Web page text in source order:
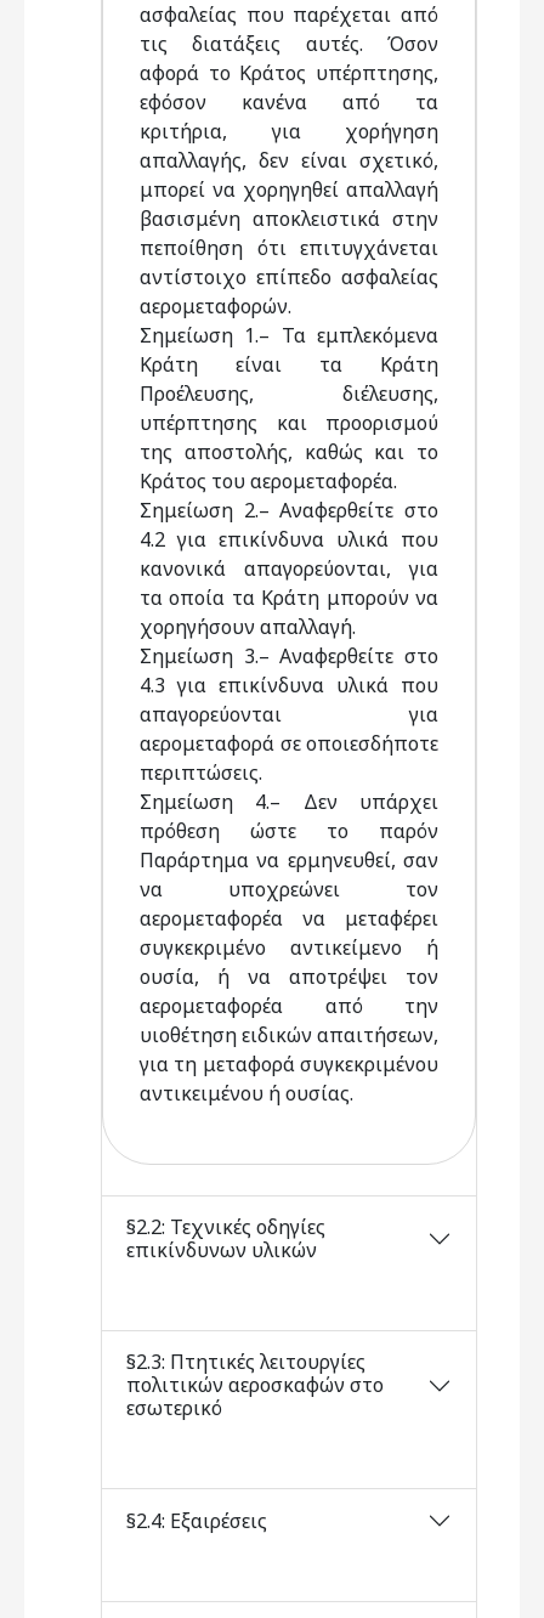
ασφαλείας που παρέχεται από
τις διατάξεις αυτές. Όσον
αφορά το Κράτος υπέρπτησης,
εφόσον κανένα από τα
κριτήρια, για χορήγηση
απαλλαγής, δεν είναι σχετικό,
μπορεί να χορηγηθεί απαλλαγή
βασισμένη αποκλειστικά στην
πεποίθηση ότι επιτυγχάνεται
αντίστοιχο επίπεδο ασφαλείας
αερομεταφορών.
Σημείωση 1.– Τα εμπλεκόμενα
Κράτη είναι τα Κράτη
Προέλευσης, διέλευσης,
υπέρπτησης και προορισμού
της αποστολής, καθώς και το
Κράτος του αερομεταφορέα.
Σημείωση 2.– Αναφερθείτε στο
4.2 για επικίνδυνα υλικά που
κανονικά απαγορεύονται, για
τα οποία τα Κράτη μπορούν να
χορηγήσουν απαλλαγή.
Σημείωση 3.– Αναφερθείτε στο
4.3 για επικίνδυνα υλικά που
απαγορεύονται για
αερομεταφορά σε οποιεσδήποτε
περιπτώσεις.
Σημείωση 4.– Δεν υπάρχει
πρόθεση ώστε το παρόν
Παράρτημα να ερμηνευθεί, σαν
να υποχρεώνει τον
αερομεταφορέα να μεταφέρει
συγκεκριμένο αντικείμενο ή
ουσία, ή να αποτρέψει τον
αερομεταφορέα από την
υιοθέτηση ειδικών απαιτήσεων,
για τη μεταφορά συγκεκριμένου
αντικειμένου ή ουσίας.
§2.2: Τεχνικές οδηγίες
επικίνδυνων υλικών
§2.3: Πτητικές λειτουργίες
πολιτικών αεροσκαφών στο
εσωτερικό
§2.4: Εξαιρέσεις